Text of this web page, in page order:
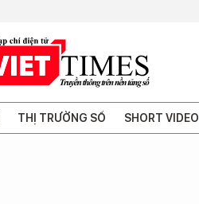
THỊ TRƯỜNG SỐ SHORT VIDEO